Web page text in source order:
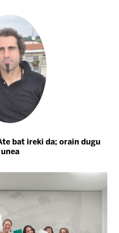
bat ireki da; orain dugu
unea